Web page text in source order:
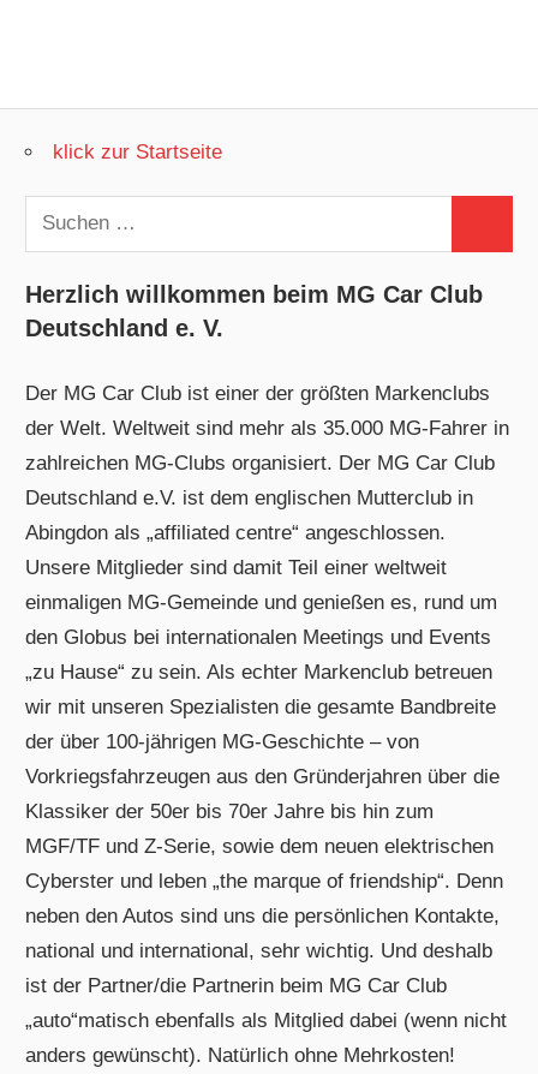
klick zur Startseite
Suchen
nach:
Herzlich willkommen beim MG Car Club
Deutschland e. V.
Der MG Car Club ist einer der größten Markenclubs
der Welt. Weltweit sind mehr als 35.000 MG-Fahrer in
zahlreichen MG-Clubs organisiert. Der MG Car Club
Deutschland e.V. ist dem englischen Mutterclub in
Abingdon als „affiliated centre“ angeschlossen.
Unsere Mitglieder sind damit Teil einer weltweit
einmaligen MG-Gemeinde und genießen es, rund um
den Globus bei internationalen Meetings und Events
„zu Hause“ zu sein. Als echter Markenclub betreuen
wir mit unseren Spezialisten die gesamte Bandbreite
der über 100-jährigen MG-Geschichte – von
Vorkriegsfahrzeugen aus den Gründerjahren über die
Klassiker der 50er bis 70er Jahre bis hin zum
MGF/TF und Z-Serie, sowie dem neuen elektrischen
Cyberster und leben „the marque of friendship“. Denn
neben den Autos sind uns die persönlichen Kontakte,
national und international, sehr wichtig. Und deshalb
ist der Partner/die Partnerin beim MG Car Club
„auto“matisch ebenfalls als Mitglied dabei (wenn nicht
anders gewünscht). Natürlich ohne Mehrkosten!